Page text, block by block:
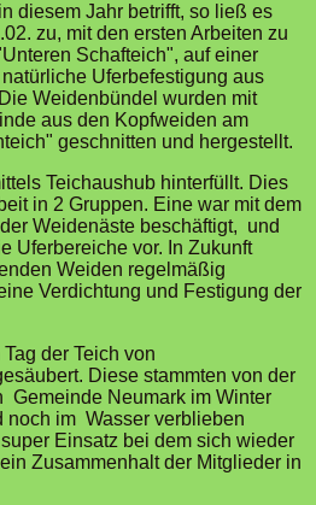
diesem Jahr betrifft, so ließ es
zu, mit den ersten Arbeiten zu
Schafteich", auf einer
Uferbefestigung aus
Weidenbündel wurden mit
aus den Kopfweiden am
geschnitten und hergestellt.
Teichaushub hinterfüllt. Dies
in 2 Gruppen. Eine war mit dem
Weidenäste beschäftigt, und
Uferbereiche vor. In Zukunft
Weiden regelmäßig
Verdichtung und Festigung der
der Teich von
Diese stammten von der
Gemeinde Neumark im Winter
noch im Wasser verblieben
Einsatz bei dem sich wieder
Zusammenhalt der Mitglieder in